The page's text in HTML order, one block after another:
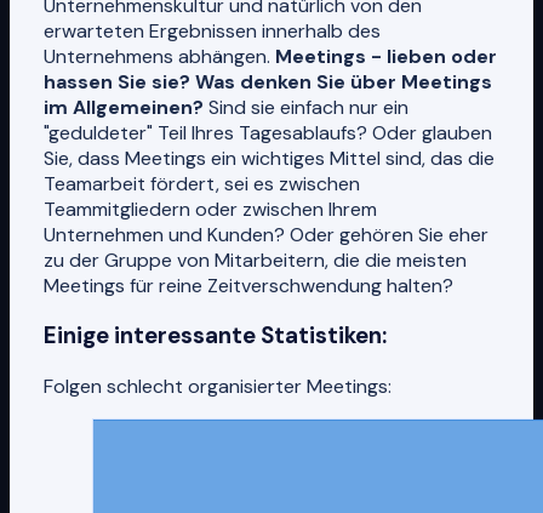
erwarteten Ergebnissen innerhalb des
Unternehmens abhängen. Meetings - lieben oder
hassen Sie sie? Was denken Sie über Meetings
im Allgemeinen? Sind sie einfach nur ein
"geduldeter" Teil Ihres Tagesablaufs? Oder glauben
Sie, dass Meetings ein wichtiges Mittel sind, das die
Teamarbeit fördert, sei es zwischen
Teammitgliedern oder zwischen Ihrem
Unternehmen und Kunden? Oder gehören Sie eher
zu der Gruppe von Mitarbeitern, die die meisten
Meetings für reine Zeitverschwendung halten?
Einige interessante Statistiken:
Folgen schlecht organisierter Meetings: